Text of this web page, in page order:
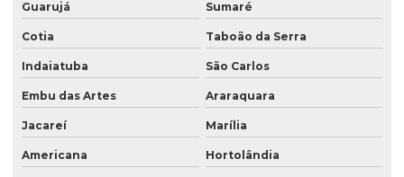
Saco kraft zip lock
Saco laminado com bico
Saco laminado para café
Saco para pipoca
Saco plástico com alça laminado
Saco plástico com bico
Guarujá Sumaré
Cotia Taboão da Serra
Indaiatuba São Carlos
Embu das Artes Araraquara
Jacareí Marília
Americana Hortolândia